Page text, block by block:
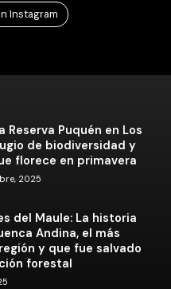
Instagram
Reserva Puquén en Los
de biodiversidad y
florece en primavera
2025
del Maule: La historia
Andina, el más
y que fue salvado
forestal